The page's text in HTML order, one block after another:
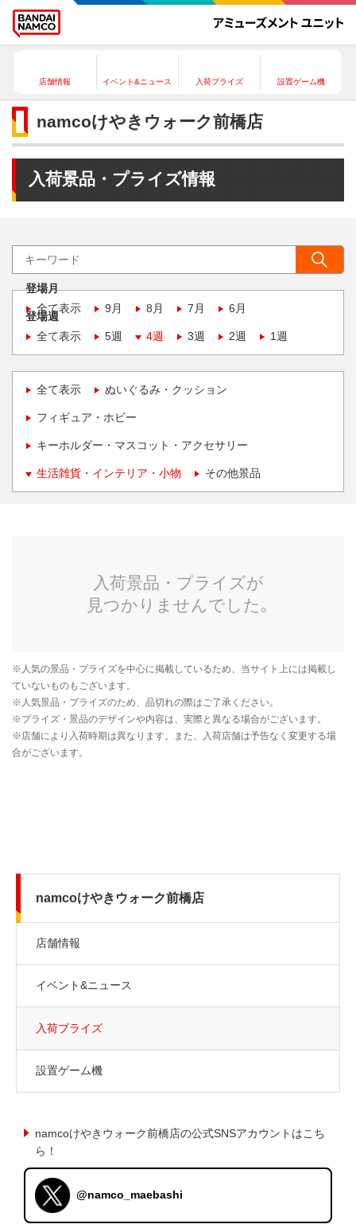
店舗情報 イベント&ニュース 入荷プライズ 設置ゲーム機
namcoけやきウォーク前橋店
入荷景品・プライズ情報
登場月
全て表示
9月 8月 7月 6月
登場週
全て表示
5週 4週 3週 2週 1週
全て表示 ぬいぐるみ・クッション
フィギュア・ホビー
キーホルダー・マスコット・アクセサリー
生活雑貨・インテリア・小物 その他景品
namcoけやきウォーク前橋店
店舗情報
イベント&ニュース
入荷プライズ
設置ゲーム機
namcoけやきウォーク前橋店の公式SNSアカウントはこち
ら！
@namco_maebashi